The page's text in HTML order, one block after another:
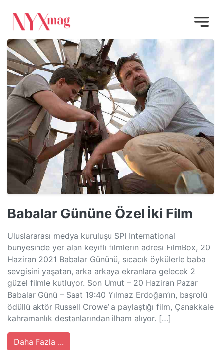
Babalar Gününe Özel İki Film
Uluslararası medya kuruluşu SPI International
bünyesinde yer alan keyifli filmlerin adresi FilmBox, 20
Haziran 2021 Babalar Gününü, sıcacık öykülerle baba
sevgisini yaşatan, arka arkaya ekranlara gelecek 2
güzel filmle kutluyor. Son Umut – 20 Haziran Pazar
Babalar Günü – Saat 19:40 Yılmaz Erdoğan’ın, başrolü
ödüllü aktör Russell Crowe’la paylaştığı film, Çanakkale
kahramanlık destanlarından ilham alıyor. […]
Daha Fazla ...